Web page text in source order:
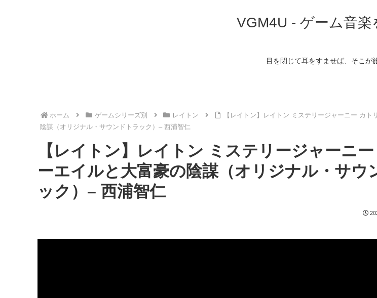
VGM4U - ゲーム音楽
目を閉じて耳をすませば、そこが
ホーム ゲームシリーズ別 レイトン
【レイトン】レイトン ミステリージャーニー カト
陰謀（オリジナル・サウンドトラック）– 西浦智仁
【レイトン】レイトン ミステリージャーニー
ーエイルと大富豪の陰謀（オリジナル・サウ
ック）– 西浦智仁